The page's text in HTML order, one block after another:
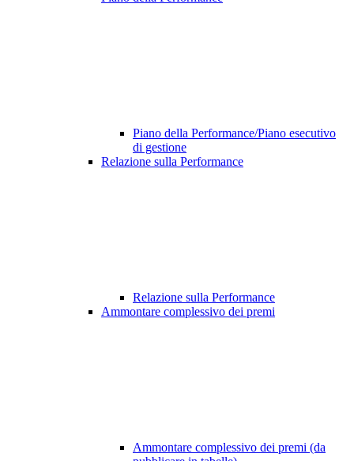
Piano della Performance/Piano esecutivo
di gestione
Relazione sulla Performance
Relazione sulla Performance
Ammontare complessivo dei premi
Ammontare complessivo dei premi (da